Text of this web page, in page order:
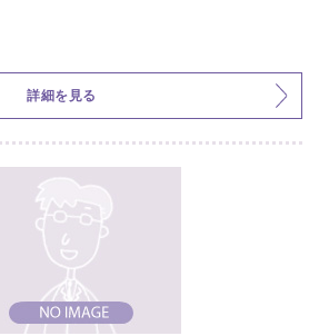
詳細を見る